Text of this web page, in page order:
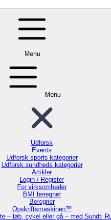
Menu
Menu
Udforsk
Events
Udforsk sports kategorier
Udforsk sundheds kategorier
Artikler
Login / Register
For virksomheder
BMI beregner
Beregner
Opskriftsmaskinen™
– løb, cykel eller gå – med Sundti